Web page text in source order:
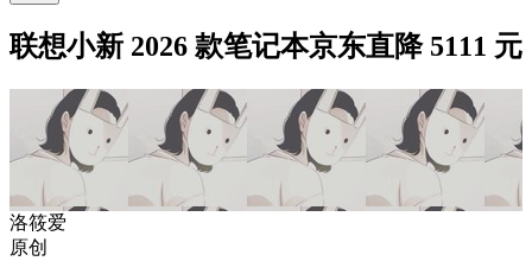
联想小新 2026 款笔记本京东直降 5111 元
洛筱爱
原创